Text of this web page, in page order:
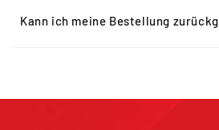
Kann ich meine Bestellung